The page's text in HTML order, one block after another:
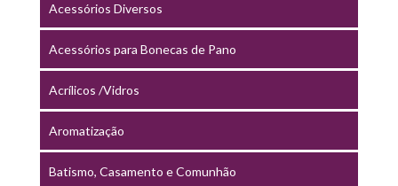
Acessórios Diversos
Acessórios para Bonecas de Pano
Acrílicos /Vidros
Aromatização
Batismo, Casamento e Comunhão